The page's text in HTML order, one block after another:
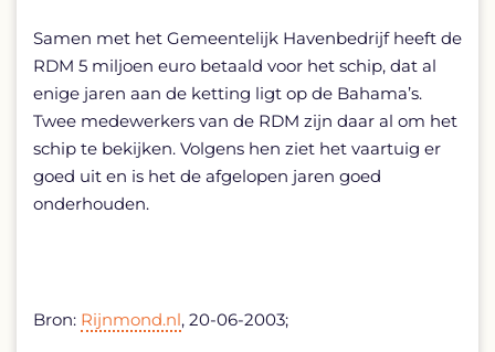
Samen met het Gemeentelijk Havenbedrijf heeft de
RDM 5 miljoen euro betaald voor het schip, dat al
enige jaren aan de ketting ligt op de Bahama’s.
Twee medewerkers van de RDM zijn daar al om het
schip te bekijken. Volgens hen ziet het vaartuig er
goed uit en is het de afgelopen jaren goed
onderhouden.
Bron: Rijnmond.nl, 20-06-2003;